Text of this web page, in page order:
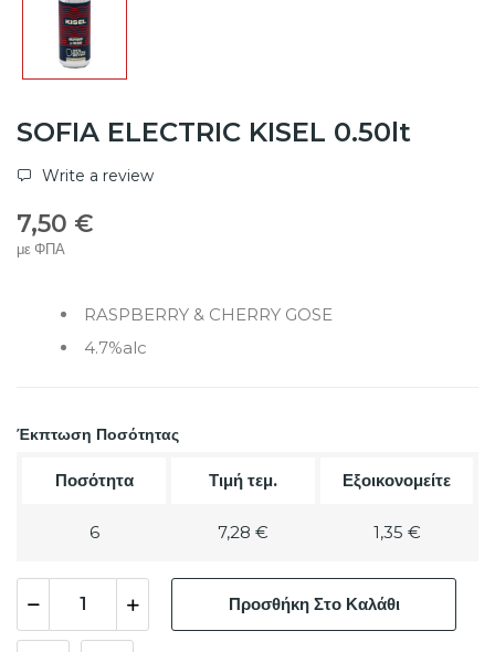
SOFIA ELECTRIC KISEL 0.50lt
Write a review
7,50 €
με ΦΠΑ
RASPBERRY & CHERRY GOSE
4.7%alc
Έκπτωση Ποσότητας
Ποσότητα Τιμή τεμ. Εξοικονομείτε
6 7,28 € 1,35 €
Προσθήκη Στο Καλάθι